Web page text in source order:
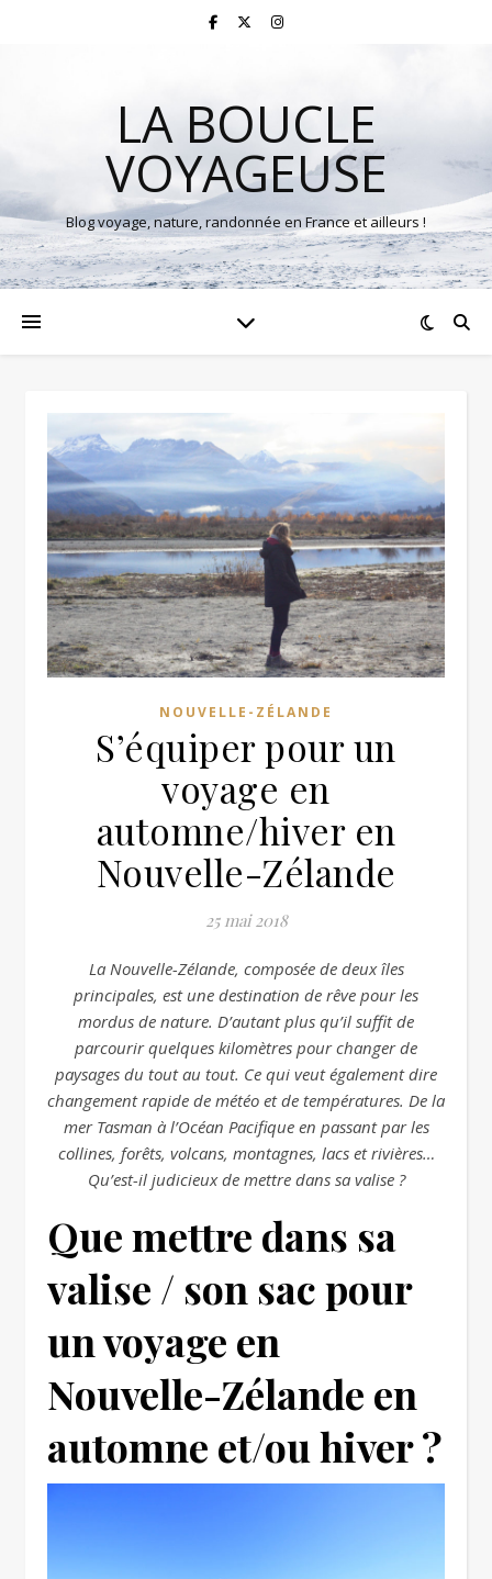
LA BOUCLE
VOYAGEUSE
Blog voyage, nature, randonnée en France et ailleurs !
NOUVELLE-ZÉLANDE
S’équiper pour un
voyage en
automne/hiver en
Nouvelle-Zélande
25 mai 2018
La Nouvelle-Zélande, composée de deux îles
principales, est une destination de rêve pour les
mordus de nature. D’autant plus qu’il suffit de
parcourir quelques kilomètres pour changer de
paysages du tout au tout. Ce qui veut également dire
changement rapide de météo et de températures. De la
mer Tasman à l’Océan Pacifique en passant par les
collines, forêts, volcans, montagnes, lacs et rivières…
Qu’est-il judicieux de mettre dans sa valise ?
Que mettre dans sa
valise / son sac pour
un voyage en
Nouvelle-Zélande en
automne et/ou hiver ?